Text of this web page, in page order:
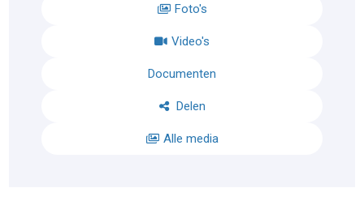
Foto's
Video's
Documenten
Delen
Alle media